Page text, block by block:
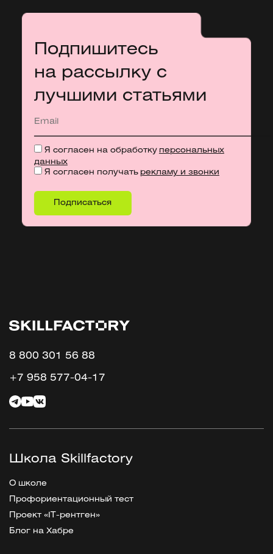
Подпишитесь
на рассылку с
лучшими статьями
Я согласен на обработку персональных
данных
Я согласен получать рекламу и звонки
8 800 301 56 88
+7 958 577-04-17
Школа Skillfactory
О школе
Профориентационный тест
Проект «IT-рентген»
Блог на Хабре